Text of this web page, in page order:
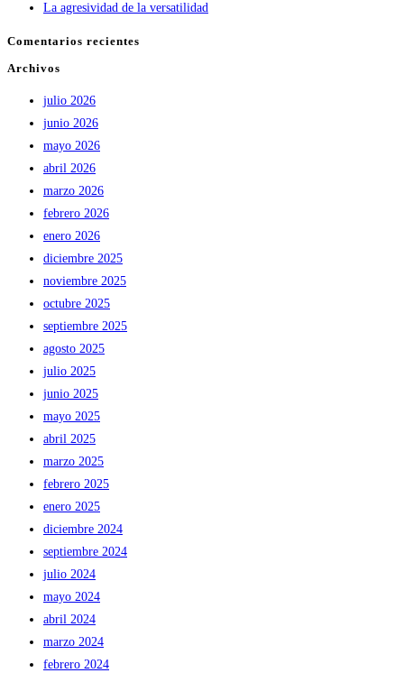
La agresividad de la versatilidad
Comentarios recientes
Archivos
julio 2026
junio 2026
mayo 2026
abril 2026
marzo 2026
febrero 2026
enero 2026
diciembre 2025
noviembre 2025
octubre 2025
septiembre 2025
agosto 2025
julio 2025
junio 2025
mayo 2025
abril 2025
marzo 2025
febrero 2025
enero 2025
diciembre 2024
septiembre 2024
julio 2024
mayo 2024
abril 2024
marzo 2024
febrero 2024